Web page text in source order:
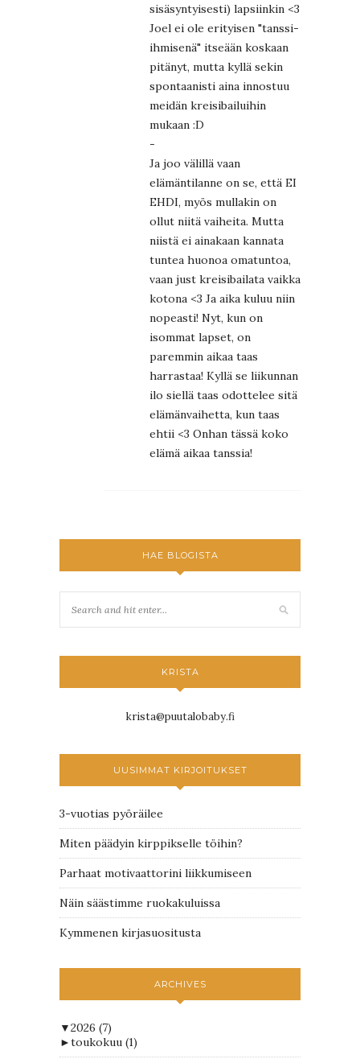
sisäsyntyisesti) lapsiinkin <3
Joel ei ole erityisen "tanssi-
ihmisenä" itseään koskaan
pitänyt, mutta kyllä sekin
spontaanisti aina innostuu
meidän kreisibailuihin
mukaan :D
-
Ja joo välillä vaan
elämäntilanne on se, että EI
EHDI, myös mullakin on
ollut niitä vaiheita. Mutta
niistä ei ainakaan kannata
tuntea huonoa omatuntoa,
vaan just kreisibailata vaikka
kotona <3 Ja aika kuluu niin
nopeasti! Nyt, kun on
isommat lapset, on
paremmin aikaa taas
harrastaa! Kyllä se liikunnan
ilo siellä taas odottelee sitä
elämänvaihetta, kun taas
ehtii <3 Onhan tässä koko
elämä aikaa tanssia!
HAE BLOGISTA
KRISTA
krista@puutalobaby.fi
UUSIMMAT KIRJOITUKSET
3-vuotias pyöräilee
Miten päädyin kirppikselle töihin?
Parhaat motivaattorini liikkumiseen
Näin säästimme ruokakuluissa
Kymmenen kirjasuositusta
ARCHIVES
▼2026 (7)
►toukokuu (1)